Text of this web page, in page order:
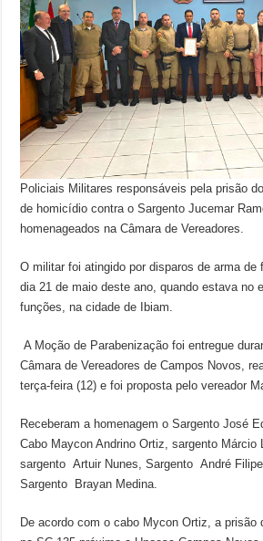
Policiais Militares responsáveis pela prisão
de homicídio contra o Sargento Jucemar
homenageados na Câmara de Vereadores.
O militar foi atingido por disparos de arma de
dia 21 de maio deste ano, quando estava no
funções, na cidade de Ibiam.
A Moção de Parabenização foi entregue
Câmara de Vereadores de Campos Novos,
terça-feira (12) e foi proposta pelo vereador
Receberam a homenagem o Sargento José
Cabo Maycon Andrino Ortiz, sargento Márcio
sargento Artuir Nunes, Sargento André
Sargento Brayan Medina.
De acordo com o cabo Mycon Ortiz, a prisão